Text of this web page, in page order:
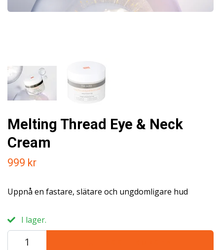
Melting Thread Eye & Neck
Cream
999 kr
Uppnå en fastare, slätare och ungdomligare hud
I lager.